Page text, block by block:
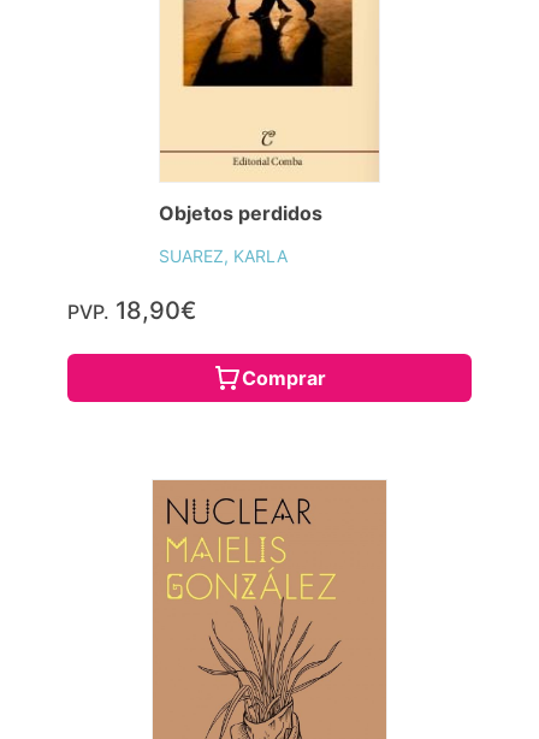
Objetos perdidos
SUAREZ, KARLA
PVP. 18,90€
Comprar